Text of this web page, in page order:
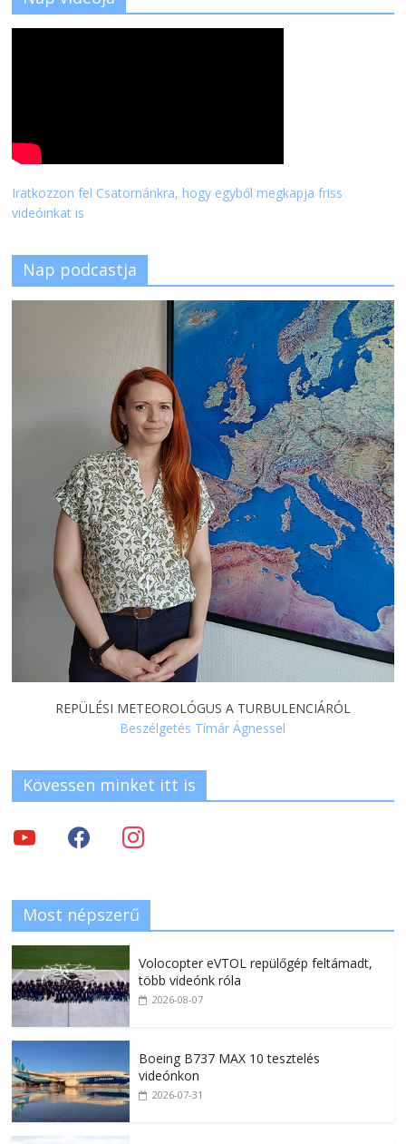
Iratkozzon fel Csatornánkra, hogy egyből megkapja friss
videóinkat is
Nap podcastja
REPÜLÉSI METEOROLÓGUS A TURBULENCIÁRÓL
Beszélgetés Tímár Ágnessel
Kövessen minket itt is
Most népszerű
Volocopter eVTOL repülőgép feltámadt,
több videónk róla
2026-08-07
Boeing B737 MAX 10 tesztelés
videónkon
2026-07-31